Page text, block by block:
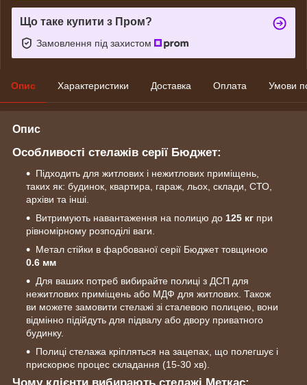
Що таке купити з Пром?
Замовлення під захистом
Опис Характеристики Доставка Оплата Умови
Опис
Особливості стелажів серії Бюджет:
Підходить для житлових і нежитлових приміщень,
таких як: будинок, квартира, гараж, льох, склади, СТО,
архіви та інші.
Витримують навантаження на полицю до 125 кг при
рівномірному розподілі ваги.
Метал стійки в фарбованої серії Бюджет товщиною
0.6 мм
Для ваших потреб вибирайте полиці з ДСП для
нежитлових приміщень або МДФ для житлових. Також
ви можете замовити стелажі зі сталевою полицею, вони
відмінно підійдуть для підвалу або двору приватного
будинку.
Полиці стелажа кріпляться на зацепах, що полегшує і
прискорює процес складання (15-30 хв).
Чому клієнти вибирають стелажі Меткас: